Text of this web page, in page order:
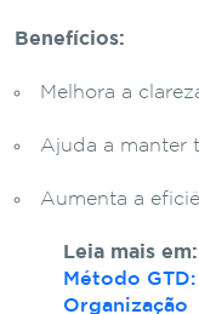
Benefícios:
Melhora a
Ajuda a manter
Aumenta a
Leia mais em:
Método
Organização